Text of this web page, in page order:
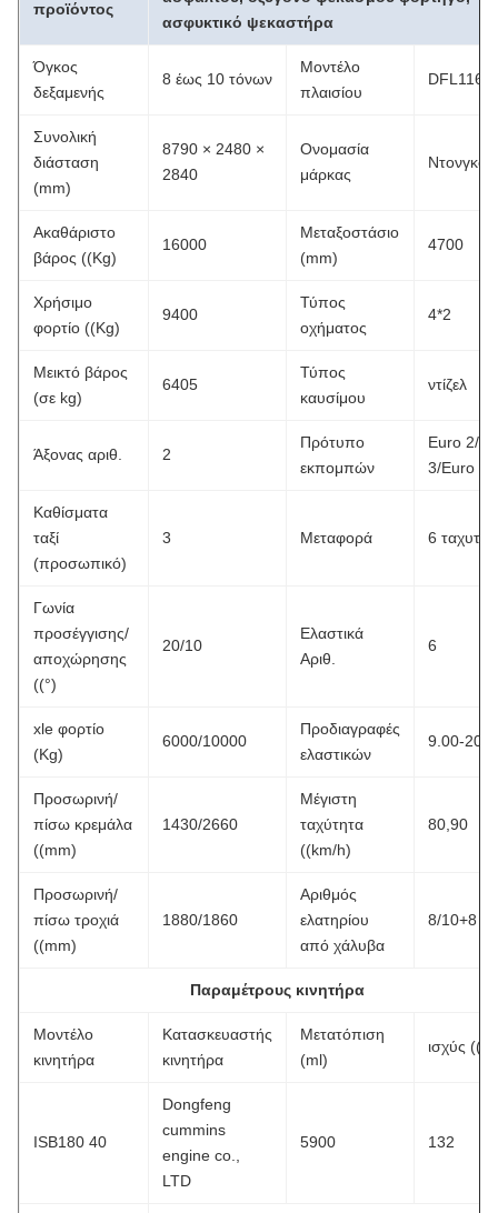
προϊόντος
ασφυκτικό ψεκαστήρα
Όγκος
δεξαμενής
8 έως 10 τόνων
Μοντέλο
πλαισίου
Συνολική
διάσταση
(mm)
8790 × 2480 ×
2840
Ονομασία
μάρκας
Ακαθάριστο
βάρος ((Kg)
16000
Μεταξοστάσιο
(mm)
4700
Χρήσιμο
φορτίο ((Kg)
9400
Τύπος
οχήματος
4*2
Μεικτό βάρος
(σε kg)
6405
Τύπος
καυσίμου
ντίζελ
Άξονας αριθ. 2
Πρότυπο
εκπομπών
Euro 2/
3/Euro 4
Καθίσματα
ταξί
(προσωπικό)
3 Μεταφορά 6
Γωνία
προσέγγισης/
αποχώρησης
((°)
20/10
Ελαστικά
Αριθ.
6
xle φορτίο
(Kg)
6000/10000
Προδιαγραφές
ελαστικών
9.00-20
Προσωρινή/
πίσω κρεμάλα
((mm)
1430/2660
Μέγιστη
ταχύτητα
((km/h)
80,90
Προσωρινή/
πίσω τροχιά
((mm)
1880/1860
Αριθμός
ελατηρίου
από χάλυβα
8/10+8
Παραμέτρους κινητήρα
Μοντέλο
κινητήρα
Κατασκευαστής
κινητήρα
Μετατόπιση
(ml)
ισχύς
ISB180 40
Dongfeng
cummins
engine co.,
LTD
5900 132